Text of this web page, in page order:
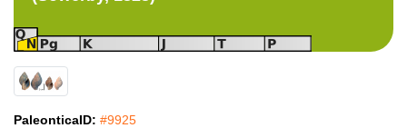
PaleonticaID: #9925